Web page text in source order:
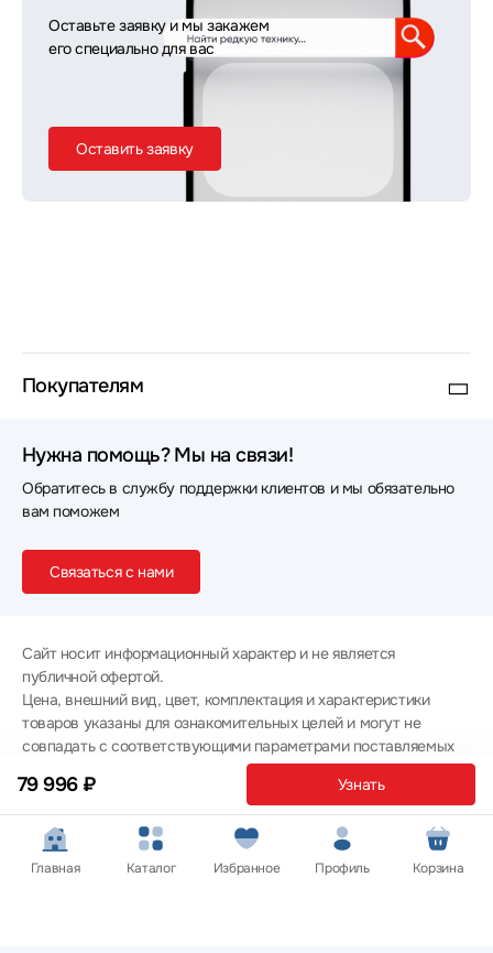
79 996 ₽ Узнать
Оставьте заявку и мы закажем
его специально для вас
Оставить заявку
Покупателям
Нужна помощь? Мы на связи!
Обратитесь в службу поддержки клиентов и мы обязательно
вам поможем
Связаться с нами
Сайт носит информационный характер и не является
публичной офертой.
Цена, внешний вид, цвет, комплектация и характеристики
товаров указаны для ознакомительных целей и могут не
совпадать с соответствующими параметрами поставляемых
товаров - уточняйте информацию у менеджера при
оформлении заказа.
Политика конфиденциальности
© 2012 — 2026 ООО «Эпл Тэк»
Главная Каталог Избранное Профиль Корзина